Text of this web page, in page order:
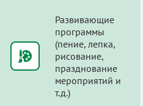
Развивающие
программы
(пение, лепка,
рисование,
празднование
мероприятий и
т.д.)